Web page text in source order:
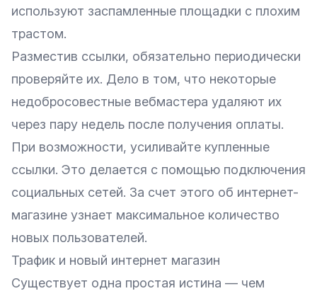
используют заспамленные площадки с плохим
трастом.
Разместив ссылки, обязательно периодически
проверяйте их. Дело в том, что некоторые
недобросовестные вебмастера удаляют их
через пару недель после получения оплаты.
При возможности, усиливайте купленные
ссылки. Это делается с помощью подключения
социальных сетей. За счет этого об интернет-
магазине узнает максимальное количество
новых пользователей.
Трафик и новый интернет магазин
Существует одна простая истина — чем